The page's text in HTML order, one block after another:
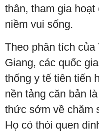
thân, tham gia
niềm vui sống.
Theo phân tích
Giang, các quốc
thống y tế tiên tiến
nền tảng căn bản
thức sớm về chăm
Họ có thói quen